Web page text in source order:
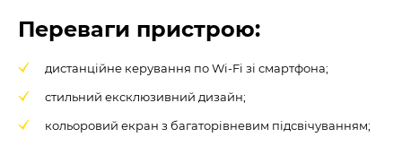
Переваги пристрою:
дистанційне керування по Wi-Fi зі смартфона;
стильний ексклюзивний дизайн;
кольоровий екран з багаторівневим підсвічуванням;